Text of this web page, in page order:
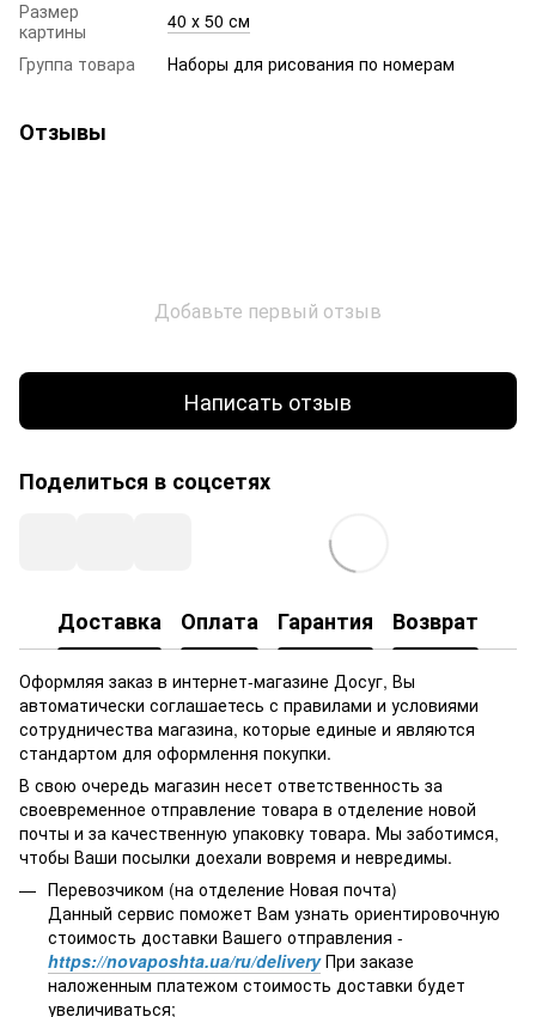
Размер
картины
40 х 50 см
Группа товара
Наборы для рисования по номерам
Отзывы
Добавьте первый отзыв
Написать отзыв
Поделиться в соцсетях
Доставка Оплата Гарантия Возврат
Оформляя заказ в интернет-магазине Досуг, Вы
автоматически соглашаетесь с правилами и условиями
сотрудничества магазина, которые единые и являются
стандартом для оформлення покупки.
В свою очередь магазин несет ответственность за
своевременное отправление товара в отделение новой
почты и за качественную упаковку товара. Мы заботимся,
чтобы Ваши посылки доехали вовремя и невредимы.
Перевозчиком (на отделение Новая почта)
Данный сервис поможет Вам узнать ориентировочную
стоимость доставки Вашего отправления -
https://novaposhta.ua/ru/deliveryПри заказе
наложенным платежом стоимость доставки будет
увеличиваться;